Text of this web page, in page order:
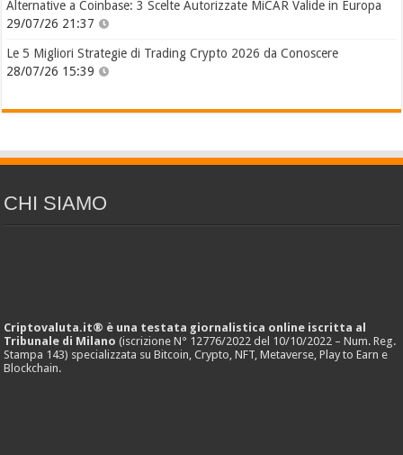
Alternative a Coinbase: 3 Scelte Autorizzate MiCAR Valide in Europa
29/07/26 21:37
Le 5 Migliori Strategie di Trading Crypto 2026 da Conoscere
28/07/26 15:39
CHI SIAMO
Criptovaluta.it® è una testata giornalistica online iscritta al
Tribunale di Milano (iscrizione N° 12776/2022 del 10/10/2022 – Num. Reg.
Stampa 143) specializzata su Bitcoin, Crypto, NFT, Metaverse, Play to Earn e
Blockchain.